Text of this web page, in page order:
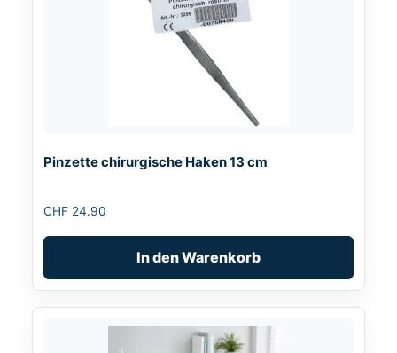
Pinzette chirurgische Haken 13 cm
CHF 24.90
In den Warenkorb